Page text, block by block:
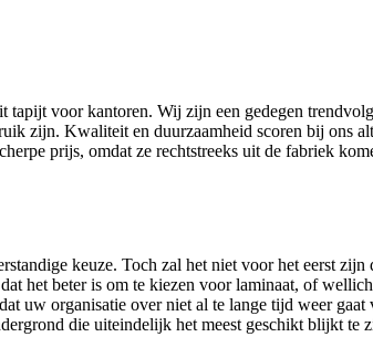
voor kantoren. Wij zijn een gedegen
zijn. Kwaliteit en duurzaamheid scoren bij ons
prijs, omdat ze rechtstreeks uit de fabriek
keuze. Toch zal het niet voor het eerst
het beter is om te kiezen voor laminaat, of
uw organisatie over niet al te lange tijd weer
die uiteindelijk het meest geschikt blijkt te